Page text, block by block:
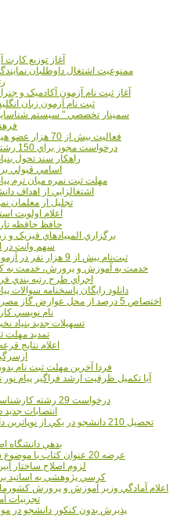
آغاز توزيع
ممنوعيت اشتغال داوطلبان
آغاز ثبت نام آزمون آکادميک و
ثبت نام آزمون زبان
سمينار تخصصي " سيستم
فعاليت بيش از 70 هزار عضو هيات علمي در دانشگاه آزاد
درخواست مجوز براي 150 رشته ارشد علوم پزشکي آزاد
40 راهکار سند تحول
اسامي قبولي
مهلت ثبت نمره میان ترم پیام
اشتغالزايي از اهداف
تجليل از معلمان
اعلام اولويت استخدام
حافظ حافظه
برگزاري المپيادهاي فيزيک
سهم وانت در
ثبت‌نام بيش از 9 هزار نفر در آزمون کارداني فني و حرفه‌اي
خدمت به آموزش و پرورش، خدمت به
اجراي طرح رتبه بندي
دانلود رایگان پاسخنامه سوالات پیام
اختصاص 5 درصد از محل عوارض گاز مصرفي براي نوسازي مدارس
نام نويسي
تسهيلات جديد بنياد
تمديد مهلت
اعلام نتايج
فردا آخرین مهلت ثبت نام
آیا تکمیل ظرفیت ارشد فراگیر پیام
درخواست 29 رشته کارشناسي ارشد بررسي مي شود
انتصابات
تحصيل 210 دانشجو در يکي از
بدهي دانشگاه
عرضه 20 عنوان کتاب با موضوع سبک زندگي به دانشگاه‌ها
لزوم اصلاح ساختار
18 کرسي پژوهشي به
اعلام آمادگي وزير آموزش و پرورش
تجربيات
پذيرش بدون کنکور دانشجو